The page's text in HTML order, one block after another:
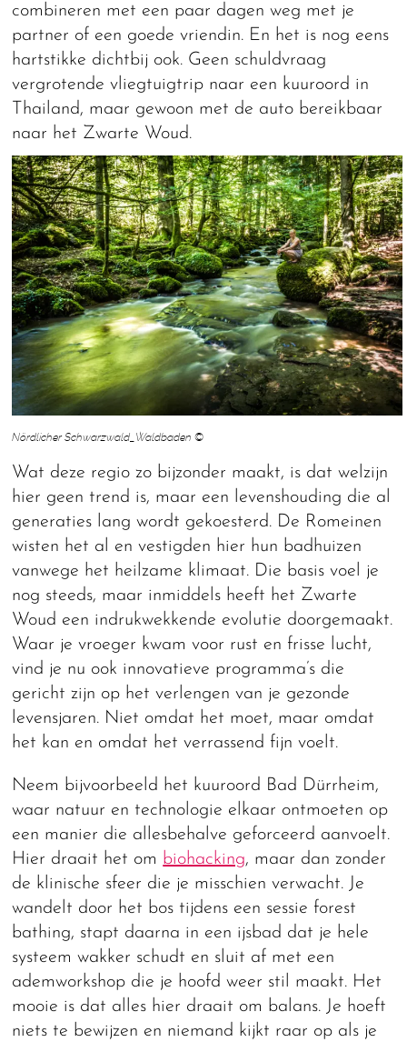
combineren met een paar dagen weg met je
partner of een goede vriendin. En het is nog eens
hartstikke dichtbij ook. Geen schuldvraag
vergrotende vliegtuigtrip naar een kuuroord in
Thailand, maar gewoon met de auto bereikbaar
naar het Zwarte Woud.
Nördlicher Schwarzwald_Waldbaden ©
Wat deze regio zo bijzonder maakt, is dat welzijn
hier geen trend is, maar een levenshouding die al
generaties lang wordt gekoesterd. De Romeinen
wisten het al en vestigden hier hun badhuizen
vanwege het heilzame klimaat. Die basis voel je
nog steeds, maar inmiddels heeft het Zwarte
Woud een indrukwekkende evolutie doorgemaakt.
Waar je vroeger kwam voor rust en frisse lucht,
vind je nu ook innovatieve programma’s die
gericht zijn op het verlengen van je gezonde
levensjaren. Niet omdat het moet, maar omdat
het kan en omdat het verrassend fijn voelt.
Neem bijvoorbeeld het kuuroord Bad Dürrheim,
waar natuur en technologie elkaar ontmoeten op
een manier die allesbehalve geforceerd aanvoelt.
Hier draait het om biohacking, maar dan zonder
de klinische sfeer die je misschien verwacht. Je
wandelt door het bos tijdens een sessie forest
bathing, stapt daarna in een ijsbad dat je hele
systeem wakker schudt en sluit af met een
ademworkshop die je hoofd weer stil maakt. Het
mooie is dat alles hier draait om balans. Je hoeft
niets te bewijzen en niemand kijkt raar op als je